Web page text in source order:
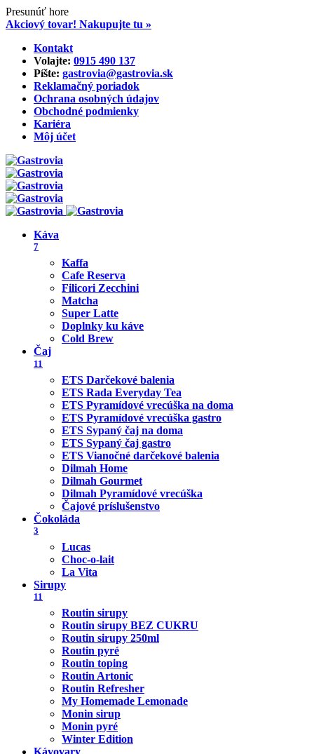
Presunúť hore
Akciový tovar! Nakupujte tu »
content
Kontakt
Volajte: 0915 490 137‬
Píšte: gastrovia@gastrovia.sk‬
Reklamačný poriadok
Ochrana osobných údajov
Obchodné podmienky
Kariéra
Môj účet
Káva
7
Kaffa
Cafe Reserva
Filicori Zecchini
Matcha
Super Latte
Doplnky ku káve
Cold Brew
Čaj
11
ETS Darčekové balenia
ETS Rada Everyday Tea
ETS Pyramídové vrecúška na doma
ETS Pyramídové vrecúška gastro
ETS Sypaný čaj na doma
ETS Sypaný čaj gastro
ETS Vianočné darčekové balenia
Dilmah Home
Dilmah Gourmet
Dilmah Pyramídové vrecúška
Čajové príslušenstvo
Čokoláda
3
Lucas
Choc-o-lait
La Vita
Sirupy
11
Routin sirupy
Routin sirupy BEZ CUKRU
Routin sirupy 250ml
Routin pyré
Routin toping
Routin Artonic
Routin Refresher
My Homemade Lemonade
Monin sirup
Monin pyré
Winter Edition